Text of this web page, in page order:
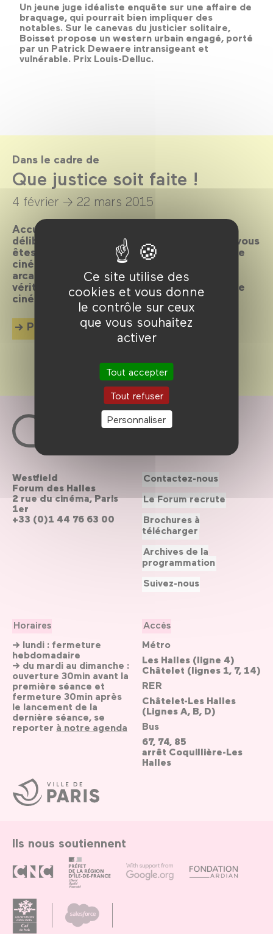
Ce site utilise des
cookies et vous donne
le contrôle sur ceux
que vous souhaitez
activer
Tout accepter
Tout refuser
Personnaliser
Un jeune juge idéaliste enquête sur une affaire de
braquage, qui pourrait bien impliquer des
notables. Sur le canevas du justicier solitaire,
Boisset propose un western urbain engagé, porté
par un Patrick Dewaere intransigeant et
vulnérable. Prix Louis-Delluc.
Dans le cadre de
Que justice soit faite !
4 février → 22 mars 2015
Accusés spectateurs, levez-vous ! Après
délibération du jury, le verdict est tombé : vous
êtes déclarés coupables de flagrant délit de
cinéphilie et condamnés à plonger dans les
arcanes de la machine judiciaire. Toute la
vérité, rien que la vérité en 80 plaidoyers de
cinéma.
Plus d'info
Ville
de
Paris
Westfield
Forum des Halles
2 rue du cinéma, Paris
1er
+33 (0)1 44 76 63 00
Horaires
→ lundi : fermeture
hebdomadaire
→ du mardi au dimanche :
ouverture 30min avant la
première séance et
fermeture 30min après
le lancement de la
dernière séance, se
reporter à notre agenda
Accès
Métro
Les Halles (ligne 4)
Châtelet (lignes 1, 7, 14)
RER
Châtelet-Les Halles
(Lignes A, B, D)
Bus
67, 74, 85
arrêt Coquillière-Les
Halles
Contactez-nous
Le Forum recrute
Brochures à
télécharger
Archives de la
programmation
Suivez-nous
Ils nous soutiennent